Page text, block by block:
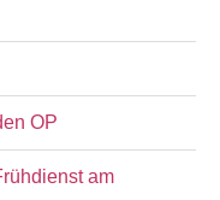
OP
am